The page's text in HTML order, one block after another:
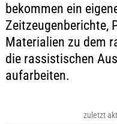
bekommen ein
Zeitzeugenberichte,
Materialien zu dem
die rassistischen
aufarbeiten.
zuletzt